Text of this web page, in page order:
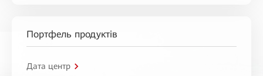
Портфель продуктів
Дата центр